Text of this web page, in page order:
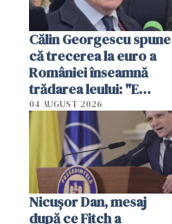
Călin Georgescu spune
că trecerea la euro a
României înseamnă
trădarea leului: "E
fortăreața noastră"
04 AUGUST 2026
Nicuşor Dan, mesaj
după ce Fitch a